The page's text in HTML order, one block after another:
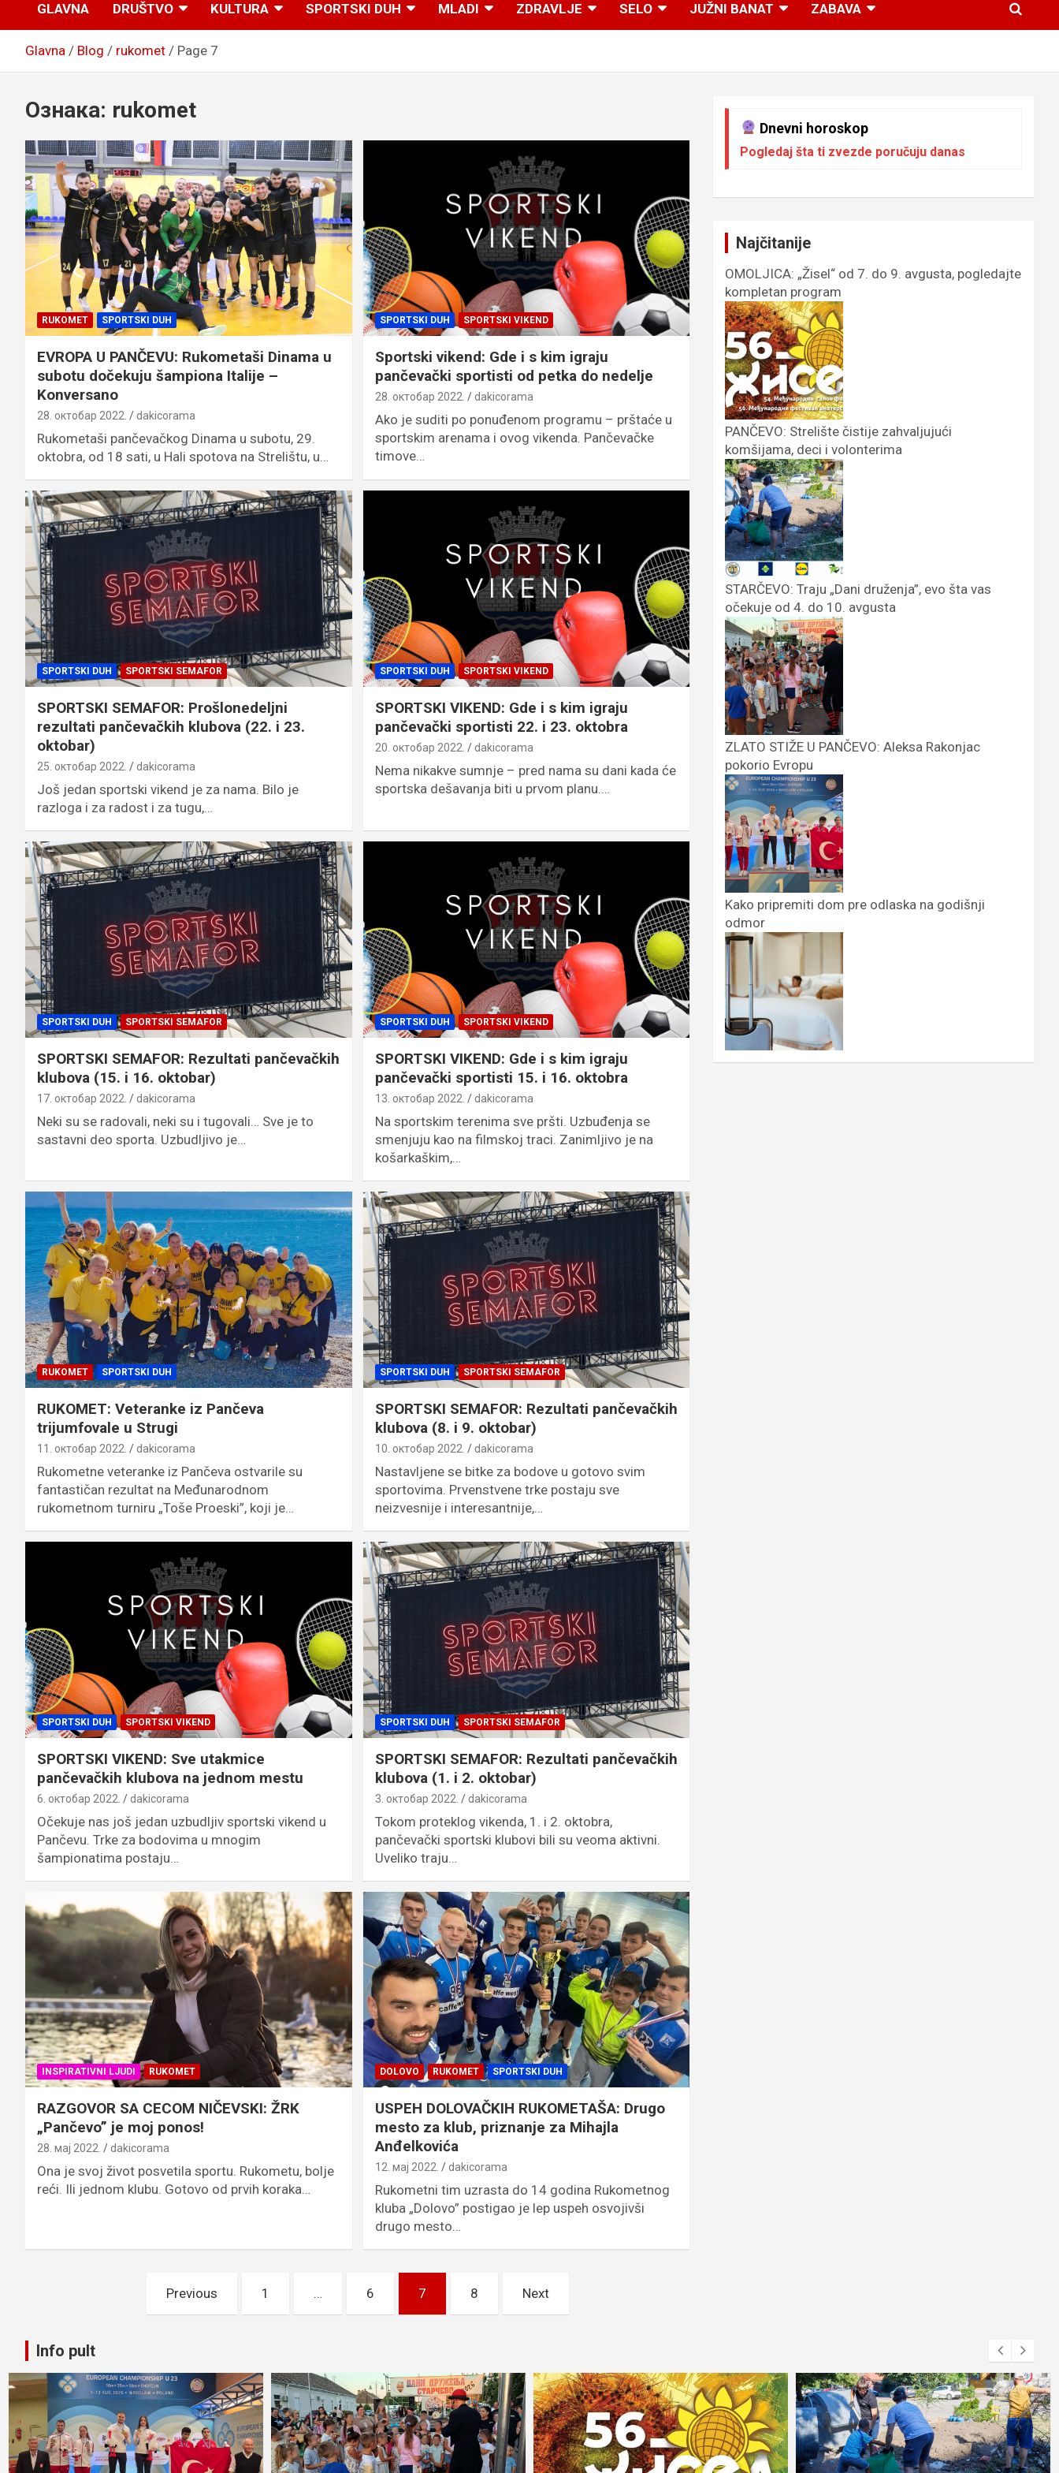
GLAVNA DRUŠTVO KULTURA SPORTSKI DUH MLADI ZDRAVLJE SELO JUŽNI BANAT ZABAVA
Glavna Blog rukomet Page 7
Ознака: rukomet
RUKOMET SPORTSKI DUH
EVROPA U PANČEVU: Rukometaši Dinama u
subotu dočekuju šampiona Italije –
Konversano
28. октобар 2022. dakicorama
Rukometaši pančevačkog Dinama u subotu, 29.
oktobra, od 18 sati, u Hali spotova na Strelištu, u…
SPORTSKI DUH SPORTSKI VIKEND
Sportski vikend: Gde i s kim igraju
pančevački sportisti od petka do nedelje
28. октобар 2022. dakicorama
Ako je suditi po ponuđenom programu – prštaće u
sportskim arenama i ovog vikenda. Pančevačke
timove…
SPORTSKI DUH SPORTSKI SEMAFOR
SPORTSKI SEMAFOR: Prošlonedeljni
rezultati pančevačkih klubova (22. i 23.
oktobar)
25. октобар 2022. dakicorama
Još jedan sportski vikend je za nama. Bilo je
razloga i za radost i za tugu,…
SPORTSKI DUH SPORTSKI VIKEND
SPORTSKI VIKEND: Gde i s kim igraju
pančevački sportisti 22. i 23. oktobra
20. октобар 2022. dakicorama
Nema nikakve sumnje – pred nama su dani kada će
sportska dešavanja biti u prvom planu.…
SPORTSKI DUH SPORTSKI SEMAFOR
SPORTSKI SEMAFOR: Rezultati pančevačkih
klubova (15. i 16. oktobar)
17. октобар 2022. dakicorama
Neki su se radovali, neki su i tugovali… Sve je to
sastavni deo sporta. Uzbudljivo je…
SPORTSKI DUH SPORTSKI VIKEND
SPORTSKI VIKEND: Gde i s kim igraju
pančevački sportisti 15. i 16. oktobra
13. октобар 2022. dakicorama
Na sportskim terenima sve pršti. Uzbuđenja se
smenjuju kao na filmskoj traci. Zanimljivo je na
košarkaškim,…
RUKOMET SPORTSKI DUH
RUKOMET: Veteranke iz Pančeva
trijumfovale u Strugi
11. октобар 2022. dakicorama
Rukometne veteranke iz Pančeva ostvarile su
fantastičan rezultat na Međunarodnom
rukometnom turniru „Toše Proeski”, koji je…
SPORTSKI DUH SPORTSKI SEMAFOR
SPORTSKI SEMAFOR: Rezultati pančevačkih
klubova (8. i 9. oktobar)
10. октобар 2022. dakicorama
Nastavljene se bitke za bodove u gotovo svim
sportovima. Prvenstvene trke postaju sve
neizvesnije i interesantnije,…
SPORTSKI DUH SPORTSKI VIKEND
SPORTSKI VIKEND: Sve utakmice
pančevačkih klubova na jednom mestu
6. октобар 2022. dakicorama
Očekuje nas još jedan uzbudljiv sportski vikend u
Pančevu. Trke za bodovima u mnogim
šampionatima postaju…
SPORTSKI DUH SPORTSKI SEMAFOR
SPORTSKI SEMAFOR: Rezultati pančevačkih
klubova (1. i 2. oktobar)
3. октобар 2022. dakicorama
Tokom proteklog vikenda, 1. i 2. oktobra,
pančevački sportski klubovi bili su veoma aktivni.
Uveliko traju…
INSPIRATIVNI LJUDI RUKOMET
RAZGOVOR SA CECOM NIČEVSKI: ŽRK
„Pančevo” je moj ponos!
28. мај 2022. dakicorama
Ona je svoj život posvetila sportu. Rukometu, bolje
reći. Ili jednom klubu. Gotovo od prvih koraka…
DOLOVO RUKOMET SPORTSKI DUH
USPEH DOLOVAČKIH RUKOMETAŠA: Drugo
mesto za klub, priznanje za Mihajla
Anđelkovića
12. мај 2022. dakicorama
Rukometni tim uzrasta do 14 godina Rukometnog
kluba „Dolovo” postigao je lep uspeh osvojivši
drugo mesto…
Previous 1 … 6 7 8 Next
Dnevni horoskop
Pogledaj šta ti zvezde poručuju danas
Najčitanije
OMOLJICA: „Žisel“ od 7. do 9. avgusta, pogledajte
kompletan program
PANČEVO: Strelište čistije zahvaljujući
komšijama, deci i volonterima
STARČEVO: Traju „Dani druženja”, evo šta vas
očekuje od 4. do 10. avgusta
ZLATO STIŽE U PANČEVO: Aleksa Rakonjac
pokorio Evropu
Kako pripremiti dom pre odlaska na godišnji
odmor
Info pult